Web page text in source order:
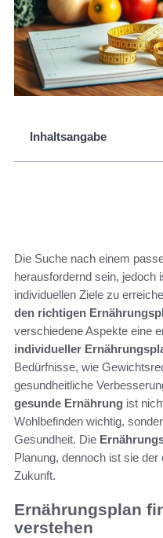
Inhaltsangabe
Die Suche nach einem
herausfordernd sein, jedoch
individuellen Ziele zu
den richtigen
verschiedene Aspekte eine
individueller
Bedürfnisse, wie
gesundheitliche
gesunde Ernährung ist
Wohlbefinden wichtig,
Gesundheit. Die
Planung, dennoch ist sie
Zukunft.
Ernährungsplan
verstehen